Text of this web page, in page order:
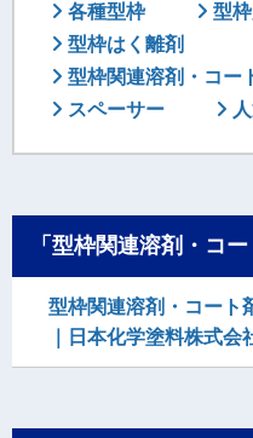
各種型枠
型
型枠はく離剤
型枠関連溶剤・コー
スペーサー
「型枠関連溶剤・コ
型枠関連溶剤・コート
｜日本化学塗料株式会